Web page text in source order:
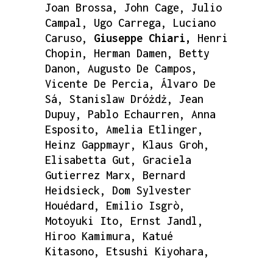
Joan Brossa, John Cage, Julio
Campal, Ugo Carrega, Luciano
Caruso, Giuseppe Chiari,
Henri
Chopin, Herman Damen, Betty
Danon, Augusto De Campos,
Vicente De Percia, Álvaro De
Sá, Stanislaw Dróżdż, Jean
Dupuy, Pablo Echaurren, Anna
Esposito, Amelia Etlinger,
Heinz Gappmayr, Klaus Groh,
Elisabetta Gut, Graciela
Gutierrez Marx, Bernard
Heidsieck, Dom Sylvester
Houédard, Emilio Isgrò,
Motoyuki Ito, Ernst Jandl,
Hiroo Kamimura, Katué
Kitasono, Etsushi Kiyohara,